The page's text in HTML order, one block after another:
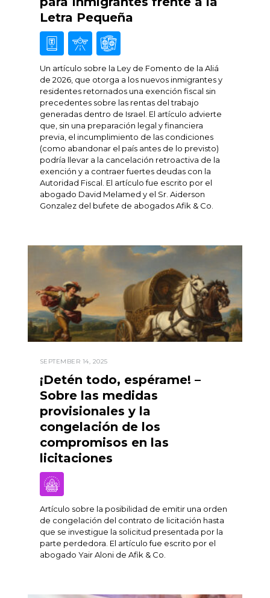
Letra Pequeña
Un artículo sobre la Ley de Fomento de la Aliá
de 2026, que otorga a los nuevos inmigrantes y
residentes retornados una exención fiscal sin
precedentes sobre las rentas del trabajo
generadas dentro de Israel. El artículo advierte
que, sin una preparación legal y financiera
previa, el incumplimiento de las condiciones
(como abandonar el país antes de lo previsto)
podría llevar a la cancelación retroactiva de la
exención y a contraer fuertes deudas con la
Autoridad Fiscal. El artículo fue escrito por el
abogado David Melamed y el Sr. Aiderson
Gonzalez del bufete de abogados Afik & Co.
SEPTEMBER 14, 2025
¡Detén todo, espérame! –
Sobre las medidas
provisionales y la
congelación de los
compromisos en las
licitaciones
Artículo sobre la posibilidad de emitir una orden
de congelación del contrato de licitación hasta
que se investigue la solicitud presentada por la
parte perdedora. El artículo fue escrito por el
abogado Yair Aloni de Afik & Co.